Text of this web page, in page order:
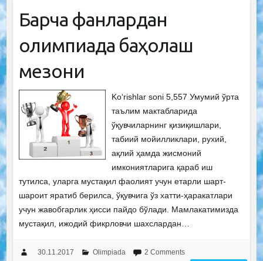
Барча фанлардан
олимпиада баҳолаш
мезони
Ko‘rishlar soni 5,557 Умумий ўрта
таълим мактабларида
ўқувчиларнинг қизиқишлари,
табиий мойилликлари, рухий,
ақлий ҳамда жисмоний
имкониятларига қараб иш
тутилса, уларга мустақил фаолият учун етарли шарт-
шароит яратиб берилса, ўқувчига ўз хатти-ҳаракатлари
учун жавобгарлик ҳисси пайдо бўлади. Мамлакатимизда
мустақил, ижодий фикрловчи шахслардан…
30.11.2017 Olimpiada 2 Comments